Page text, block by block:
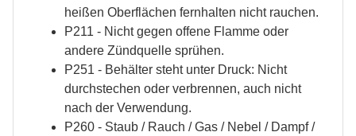
heißen Oberflächen fernhalten nicht rauchen.
P211 - Nicht gegen offene Flamme oder
andere Zündquelle sprühen.
P251 - Behälter steht unter Druck: Nicht
durchstechen oder verbrennen, auch nicht
nach der Verwendung.
P260 - Staub / Rauch / Gas / Nebel / Dampf /